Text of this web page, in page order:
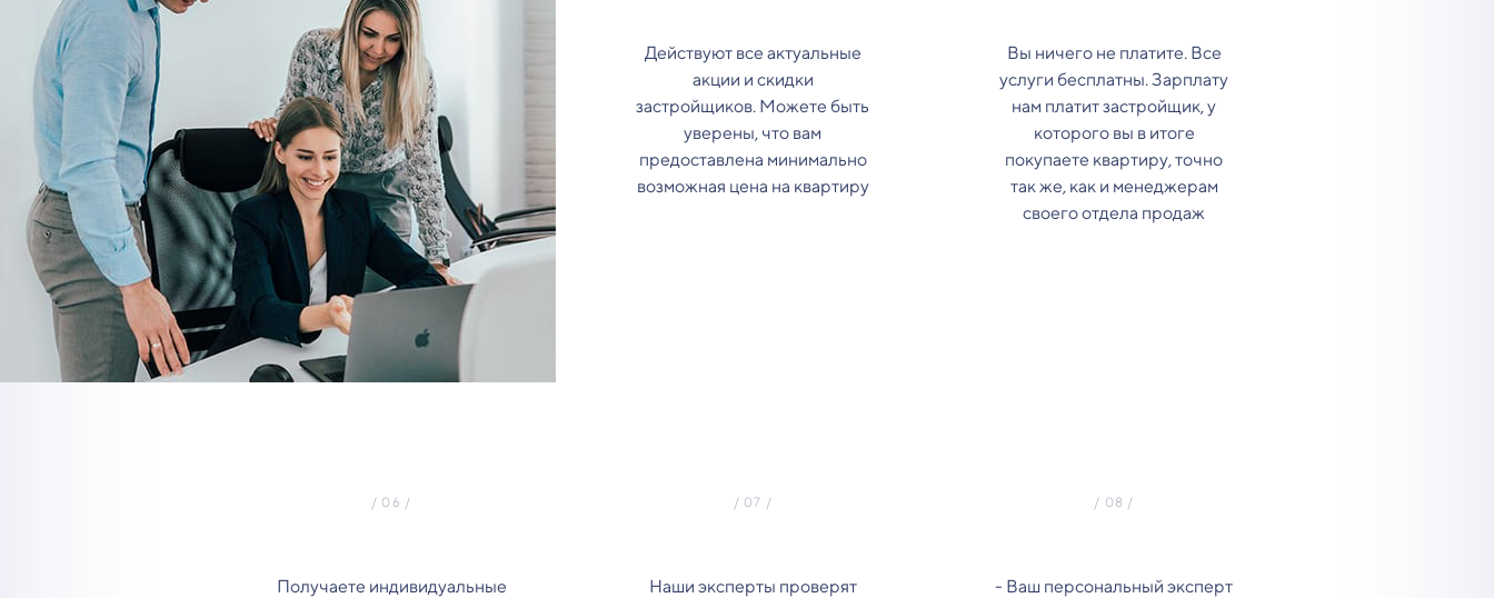
Действуют все актуальные
акции и скидки
застройщиков. Можете быть
уверены, что вам
предоставлена минимально
возможная цена на квартиру
Вы ничего не платите. Все
услуги бесплатны. Зарплату
нам платит застройщик, у
которого вы в итоге
покупаете квартиру, точно
так же, как и менеджерам
своего отдела продаж
Получаете индивидуальные Наши эксперты проверят - Ваш персональный эксперт